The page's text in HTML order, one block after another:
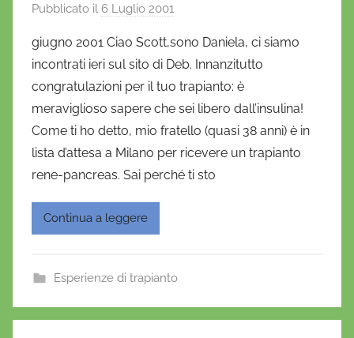
Pubblicato il 6 Luglio 2001
D
a
n
i
e
l
a
o
r
giugno 2001 Ciao Scott,sono Daniela, ci siamo
incontrati ieri sul sito di Deb. Innanzitutto
congratulazioni per il tuo trapianto: è
meraviglioso sapere che sei libero dall’insulina!
Come ti ho detto, mio fratello (quasi 38 anni) è in
lista d’attesa a Milano per ricevere un trapianto
rene-pancreas. Sai perché ti sto
Continua a leggere
Esperienze di trapianto